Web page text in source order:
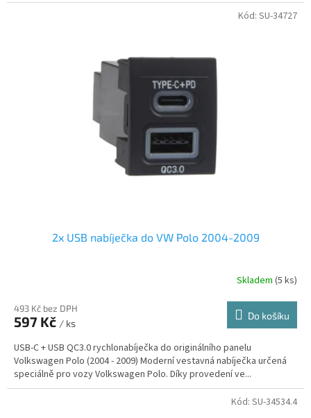
2x USB nabíječka do VW Polo 2004-2009
Skladem (5 ks)
493 Kč bez DPH
597 Kč / ks
Do košíku
USB-C + USB QC3.0 rychlonabíječka do originálního panelu
Volkswagen Polo (2004 - 2009) Moderní vestavná nabíječka určená
speciálně pro vozy Volkswagen Polo. Díky provedení ve...
Kód: SU-34727
Kód: SU-34534.4